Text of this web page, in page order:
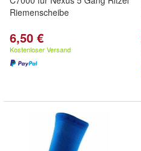
Riemenscheibe
6,50 €
Kostenloser Versand